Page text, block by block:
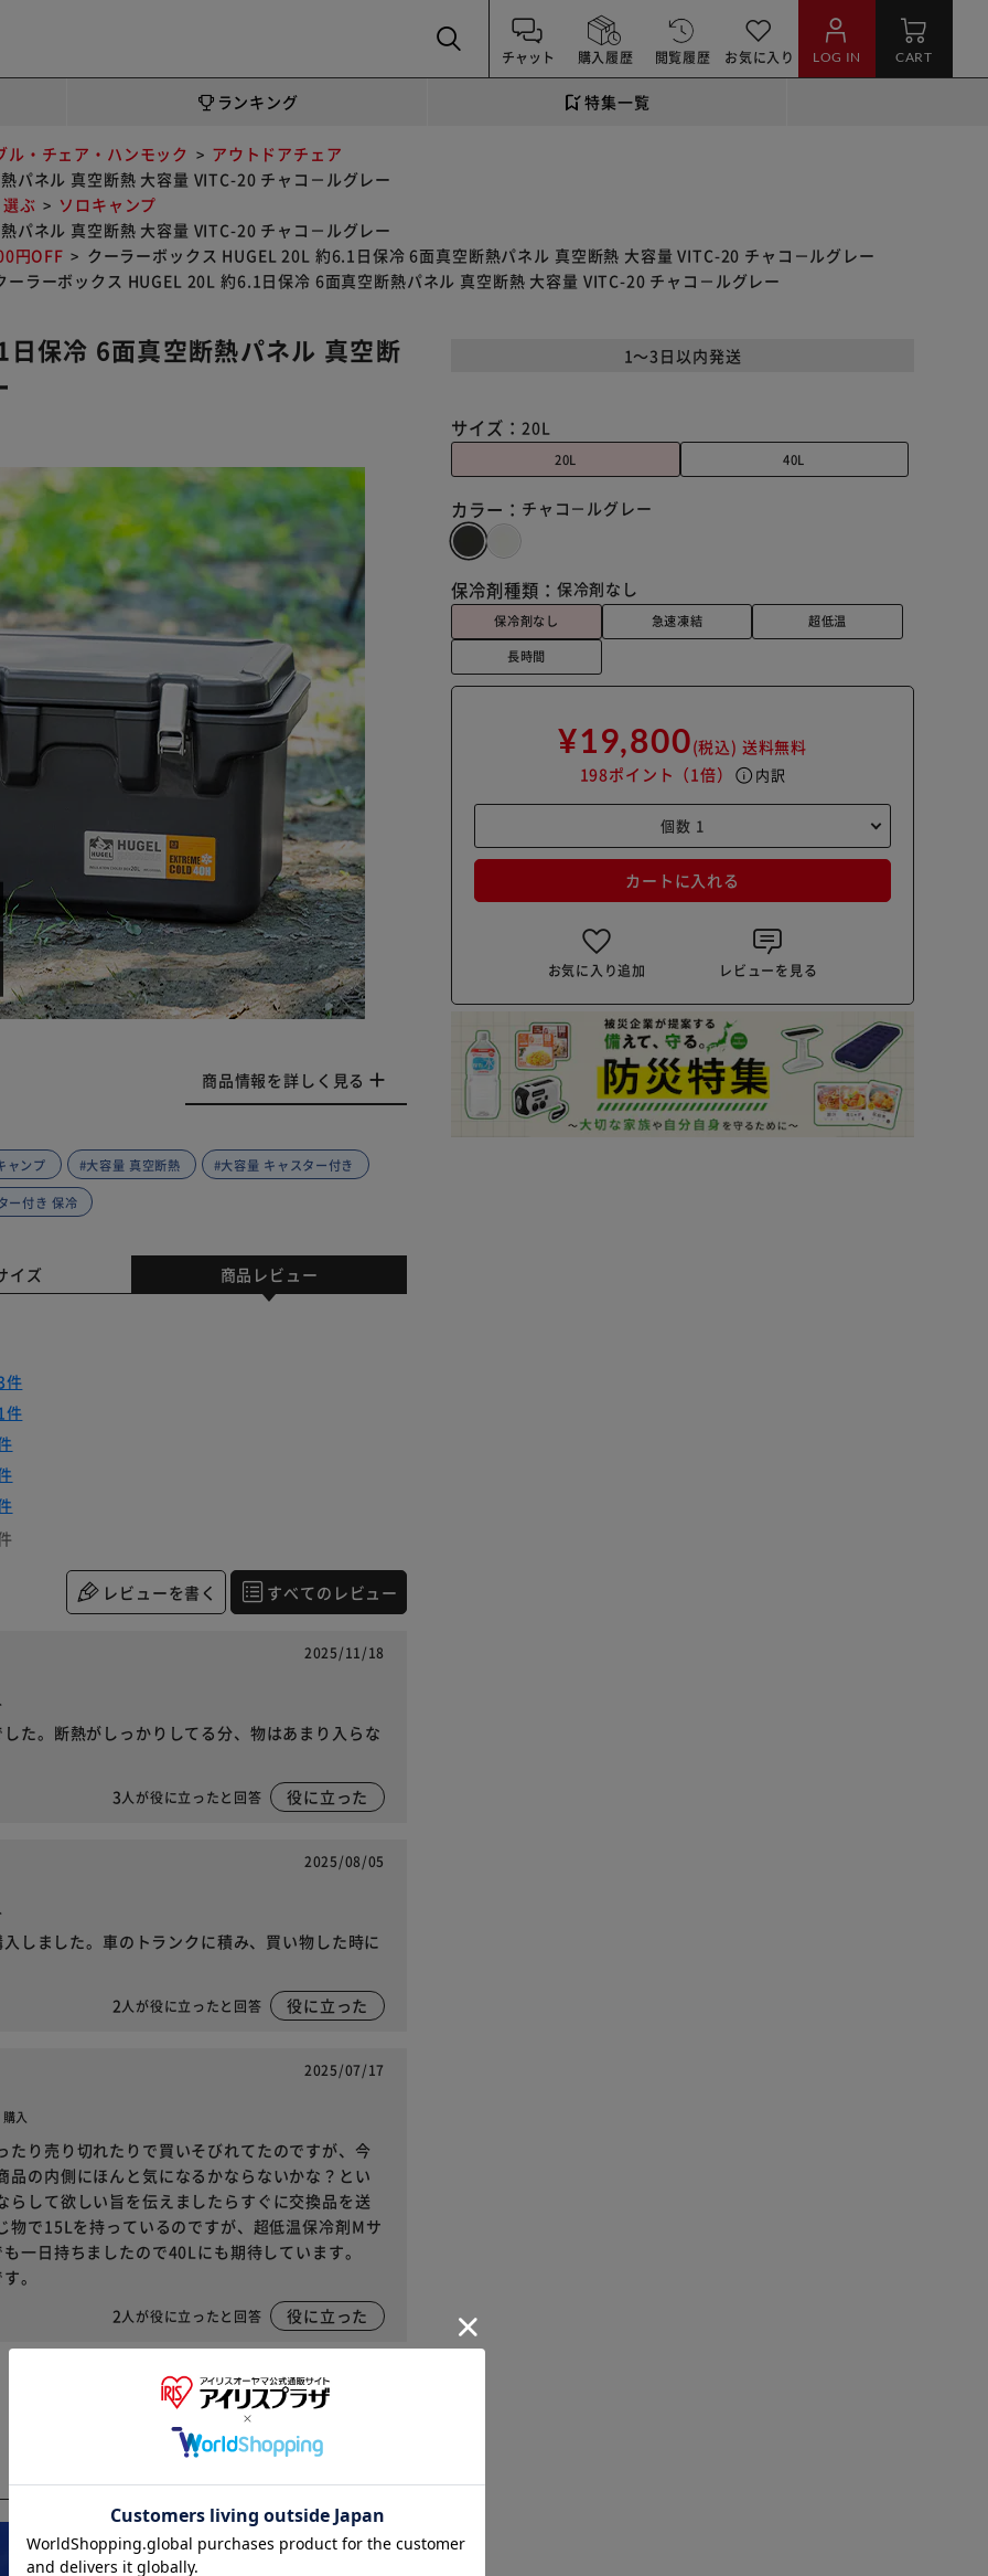
チャット 購入履歴 閲覧履歴 お気に入り LOG IN CART
ランキング 特集一覧
ル・チェア・ハンモック
アウトドアチェア
パネル 真空断熱 大容量 VITC-20 チャコ－ルグレー
ぶ
ソロキャンプ
パネル 真空断熱 大容量 VITC-20 チャコ－ルグレー
円OFF
クーラーボックス HUGEL 20L 約6.1日保冷 6面真空断熱パネル 真空断熱 大容量 VITC-20 チャコ－ルグレー
ーラーボックス HUGEL 20L 約6.1日保冷 6面真空断熱パネル 真空断熱 大容量 VITC-20 チャコ－ルグレー
保冷 6面真空断熱パネル 真空断
商品情報を詳しく見る
ャンプ #大容量 真空断熱 #大容量 キャスター付き
ー付き 保冷
1～3日以内発送
サイズ： 20L
20L 40L
カラー： チャコ－ルグレー
保冷剤種類： 保冷剤なし
保冷剤なし 急速凍結
超低温
長時間
¥19,800(税込) 送料無料
198ポイント （1倍） info 内訳
カートに入れる
お気に入り追加 レビューを見る
イズ 商品レビュー
件
件
レビューを書く すべてのレビュー
2025/11/18
た。断熱がしっかりしてる分、物はあまり入らな
3人が役に立ったと回答 役に立った
2025/08/05
しました。車のトランクに積み、買い物した時に
2人が役に立ったと回答 役に立った
2025/07/17
入
り売り切れたりで買いそびれてたのですが、今
の内側にほんと気になるかならないかな？とい
して欲しい旨を伝えましたらすぐに交換品を送
で15Lを持っているのですが、超低温保冷剤Mサ
一日持ちましたので40Lにも期待しています。
。
2人が役に立ったと回答 役に立った
※ご確認ください